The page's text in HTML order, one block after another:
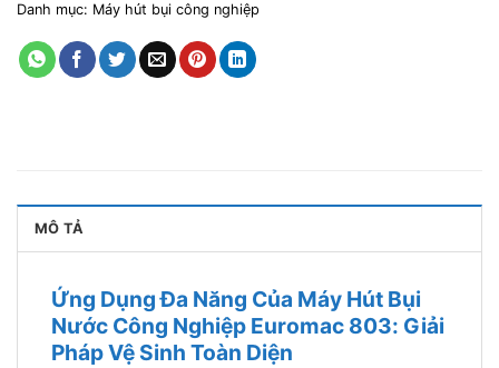
Danh mục: Máy hút bụi công nghiệp
MÔ TẢ
Ứng Dụng Đa Năng Của Máy Hút Bụi
Nước Công Nghiệp Euromac 803: Giải
Pháp Vệ Sinh Toàn Diện